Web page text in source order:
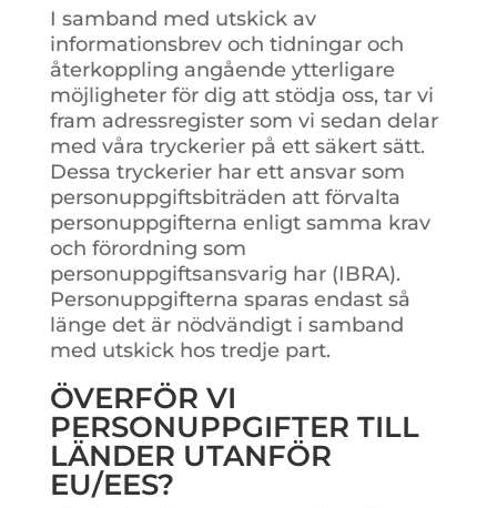
I samband med utskick av
informationsbrev och tidningar och
återkoppling angående ytterligare
möjligheter för dig att stödja oss, tar vi
fram adressregister som vi sedan delar
med våra tryckerier på ett säkert sätt.
Dessa tryckerier har ett ansvar som
personuppgiftsbiträden att förvalta
personuppgifterna enligt samma krav
och förordning som
personuppgiftsansvarig har (IBRA).
Personuppgifterna sparas endast så
länge det är nödvändigt i samband
med utskick hos tredje part.
ÖVERFÖR VI
PERSONUPPGIFTER TILL
LÄNDER UTANFÖR
EU/EES?